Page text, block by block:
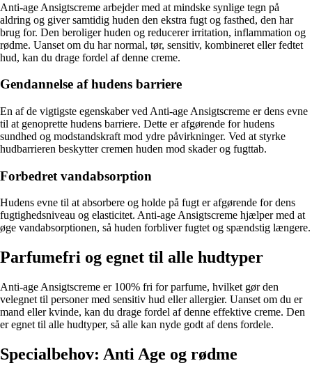
Anti-age Ansigtscreme arbejder med at mindske synlige tegn på
aldring og giver samtidig huden den ekstra fugt og fasthed, den har
brug for. Den beroliger huden og reducerer irritation, inflammation og
rødme. Uanset om du har normal, tør, sensitiv, kombineret eller fedtet
hud, kan du drage fordel af denne creme.
Gendannelse af hudens barriere
En af de vigtigste egenskaber ved Anti-age Ansigtscreme er dens evne
til at genoprette hudens barriere. Dette er afgørende for hudens
sundhed og modstandskraft mod ydre påvirkninger. Ved at styrke
hudbarrieren beskytter cremen huden mod skader og fugttab.
Forbedret vandabsorption
Hudens evne til at absorbere og holde på fugt er afgørende for dens
fugtighedsniveau og elasticitet. Anti-age Ansigtscreme hjælper med at
øge vandabsorptionen, så huden forbliver fugtet og spændstig længere.
Parfumefri og egnet til alle hudtyper
Anti-age Ansigtscreme er 100% fri for parfume, hvilket gør den
velegnet til personer med sensitiv hud eller allergier. Uanset om du er
mand eller kvinde, kan du drage fordel af denne effektive creme. Den
er egnet til alle hudtyper, så alle kan nyde godt af dens fordele.
Specialbehov: Anti Age og rødme